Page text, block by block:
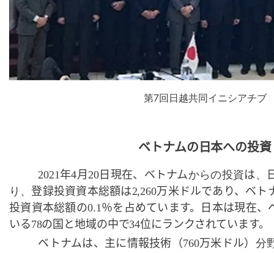
第7回日越共同イニシアチブ
ベトナムの日本への投資
2021年4月20日現在、ベトナムからの投資は 、
り、登録投資資本総額は2,260万米ドルであり、ベト
投資資本総額の0.1％を占めています。日本は現在、
いる78の国と地域の中で34位にランクされています。
ベトナムは、主に情報技術（760万米ドル） 分